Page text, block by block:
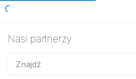
Nasi partnerzy